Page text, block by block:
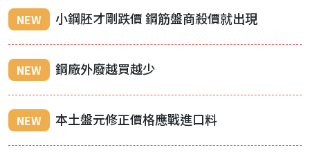
NEW 小鋼胚才剛跌價 鋼筋盤商殺價就出現
NEW 鋼廠外廢越買越少
NEW 本土盤元修正價格應戰進口料